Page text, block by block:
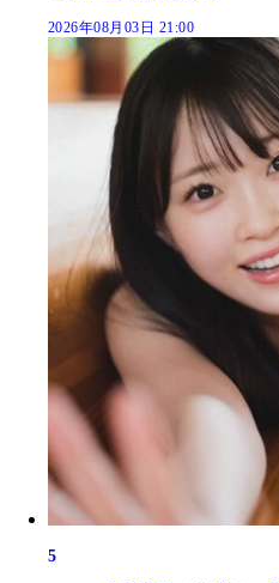
2026年08月03日 21:00
5